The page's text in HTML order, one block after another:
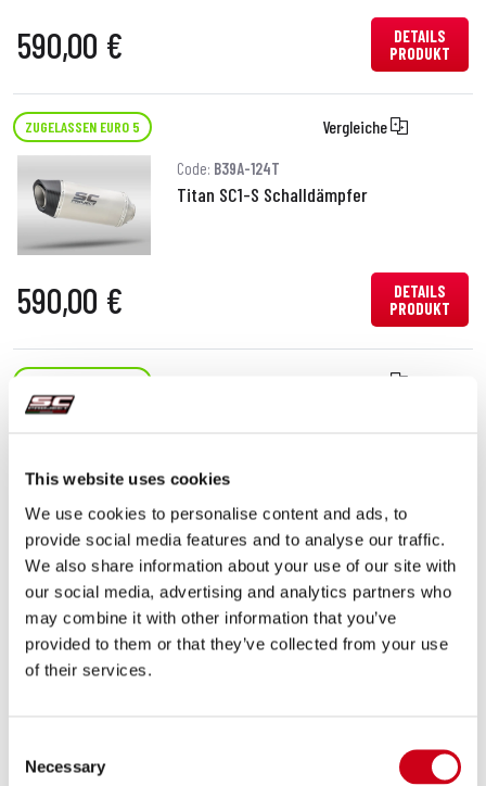
This website uses cookies
We use cookies to personalise content and ads, to
provide social media features and to analyse our traffic.
We also share information about your use of our site with
our social media, advertising and analytics partners who
may combine it with other information that you’ve
provided to them or that they’ve collected from your use
of their services.
Selection
Necessary
590,00 €
DETAILS
PRODUKT
ZUGELASSEN EURO 5 Vergleiche
Code: B39A-124T
Titan SC1-S Schalldämpfer
590,00 €
DETAILS
PRODUKT
750,00 €
DETAILS
PRODUKT
ZUGELASSEN EURO 5 Vergleiche